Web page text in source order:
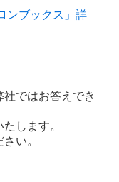
ンブックス」詳
ではお答えでき
します。
い。